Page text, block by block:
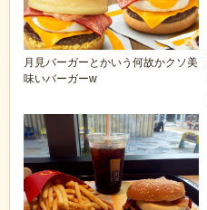
月見バーガーとかいう何故かクソ美
味いバーガーw